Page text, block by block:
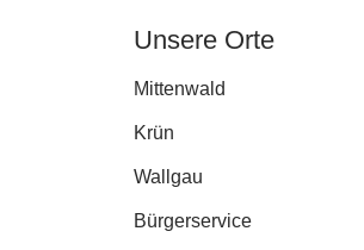
Unsere Orte
Mittenwald
Krün
Wallgau
Bürgerservice